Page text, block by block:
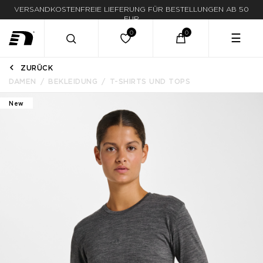
VERSANDKOSTENFREIE LIEFERUNG FÜR BESTELLUNGEN AB 50
EUR
LIEFERUNG IN 1-3 WERKTAGEN
☰
ZURÜCK
DAMEN
BEKLEIDUNG T-SHIRTS UND TOPS
New